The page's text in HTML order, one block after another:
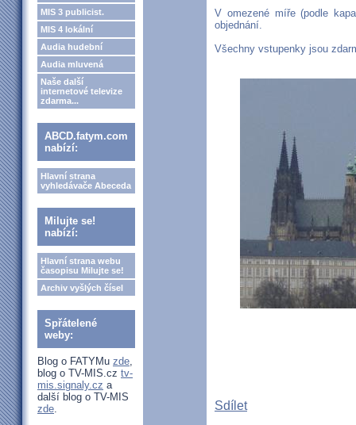
MIS 3 publicist.
MIS 4 lokální
Audia hudební
Audia mluvená
Naše další
internetové televize
zdarma...
ABCD.fatym.com
nabízí:
Hlavní strana
vyhledávače Abeceda
Milujte se!
nabízí:
Hlavní strana webu
časopisu Milujte se!
Archiv vyšlých čísel
Spřátelené
weby:
Blog o FATYMu zde,
blog o TV-MIS.cz tv-
mis.signaly.cz a
další blog o TV-MIS
zde.
V omezené míře (podle
objednání.
Všechny vstupenky jsou
Sdílet